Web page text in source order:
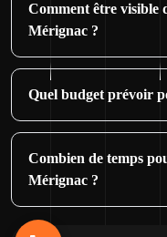
Comment être visible
Mérignac ?
Quel budget prévoir
Combien de temps
Mérignac ?